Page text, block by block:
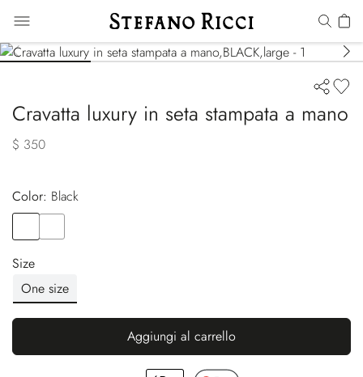
Cravatta luxury in seta stampata a mano
$ 350
Color:
black
Size
One size
Aggiungi al carrello